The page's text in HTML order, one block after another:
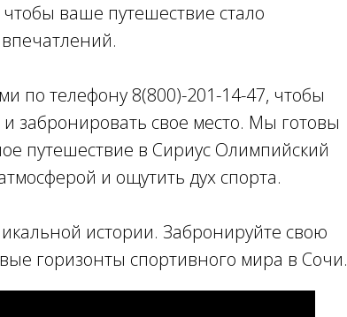
ваше путешествие стало
по телефону 8(800)-201-14-47, чтобы
забронировать свое место. Мы готовы
путешествие в Сириус Олимпийский
и ощутить дух спорта.
истории. Забронируйте свою
горизонты спортивного мира в Сочи.